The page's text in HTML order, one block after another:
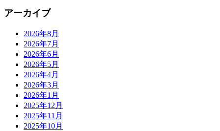
アーカイブ
2026年8月
2026年7月
2026年6月
2026年5月
2026年4月
2026年3月
2026年1月
2025年12月
2025年11月
2025年10月